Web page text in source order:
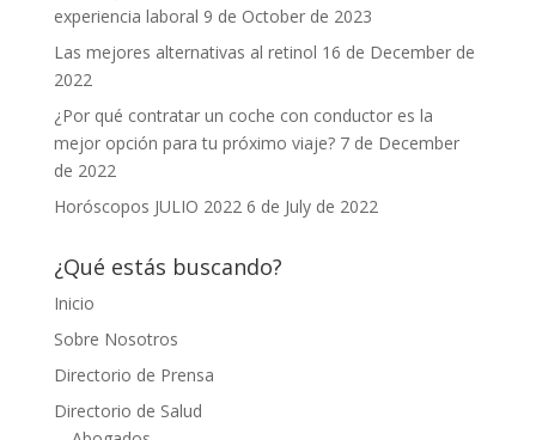
experiencia laboral 9 de October de 2023
Las mejores alternativas al retinol 16 de December de
2022
¿Por qué contratar un coche con conductor es la
mejor opción para tu próximo viaje? 7 de December
de 2022
Horóscopos JULIO 2022 6 de July de 2022
¿Qué estás buscando?
Inicio
Sobre Nosotros
Directorio de Prensa
Directorio de Salud